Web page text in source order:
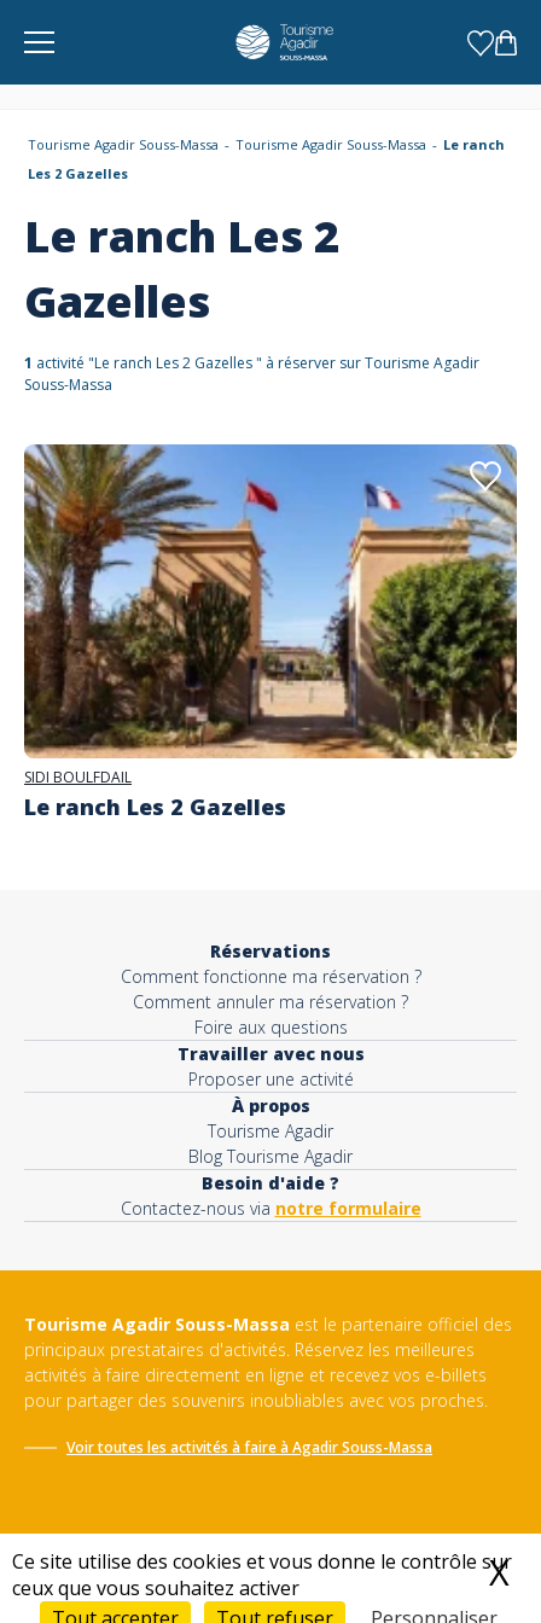
Ce site utilise des cookies et vous donne le contrôle sur
ceux que vous souhaitez activer
X
Tourisme Agadir Souss-Massa Tourisme Agadir Souss-Massa
Le ranch
Les 2 Gazelles
Le ranch Les 2
Gazelles
1 activité "Le ranch Les 2 Gazelles " à réserver sur Tourisme Agadir
Souss-Massa
SIDI BOULFDAIL
Le ranch Les 2 Gazelles
Réservations
Comment fonctionne ma réservation ?
Comment annuler ma réservation ?
Foire aux questions
Travailler avec nous
Proposer une activité
À propos
Tourisme Agadir
Blog Tourisme Agadir
Besoin d'aide ?
Contactez-nous via notre formulaire
Tourisme Agadir Souss-Massa est le partenaire officiel des
principaux prestataires d'activités. Réservez les meilleures
activités à faire directement en ligne et recevez vos e-billets
pour partager des souvenirs inoubliables avec vos proches.
Voir toutes les activités à faire àAgadir Souss-Massa
Conditions générales de vente-Politique de confidentialité-
Mentions légales-Sitemap